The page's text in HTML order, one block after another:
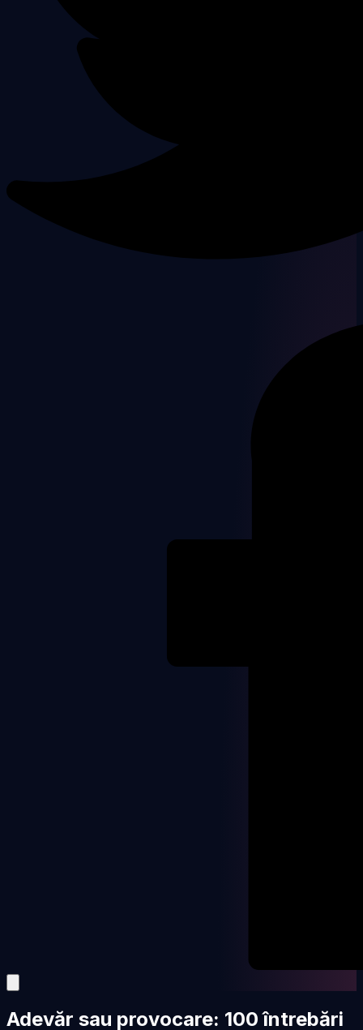
Adevăr sau provocare: 100 întrebări